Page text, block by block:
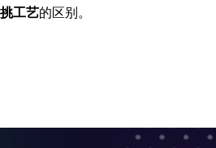
工艺的区别。